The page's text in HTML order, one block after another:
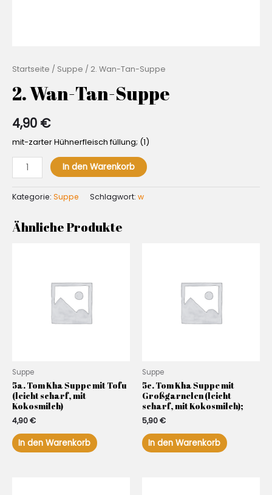
Startseite / Suppe / 2. Wan-Tan-Suppe
2. Wan-Tan-Suppe
4,90 €
mit-zarter Hühnerfleisch füllung; (1)
Wan-
Suppe
In den Warenkorb
Kategorie: Suppe Schlagwort: w
Ähnliche Produkte
Suppe
5a. Tom Kha Suppe mit Tofu
(leicht scharf, mit
Kokosmilch)
4,90€
In den Warenkorb
Suppe
5c. Tom Kha Suppe mit
Großgarnelen (leicht
scharf, mit Kokosmilch);
5,90€
In den Warenkorb